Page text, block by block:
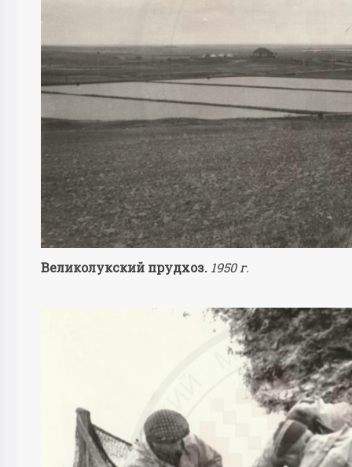
Великолукский прудхоз. 1950 г.